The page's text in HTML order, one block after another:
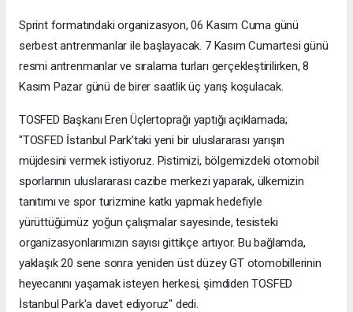
Sprint formatındaki organizasyon, 06 Kasım Cuma günü
serbest antrenmanlar ile başlayacak. 7 Kasım Cumartesi günü
resmi antrenmanlar ve sıralama turları gerçekleştirilirken, 8
Kasım Pazar günü de birer saatlik üç yarış koşulacak.
TOSFED Başkanı Eren Üçlertoprağı yaptığı açıklamada;
"TOSFED İstanbul Park’taki yeni bir uluslararası yarışın
müjdesini vermek istiyoruz. Pistimizi, bölgemizdeki otomobil
sporlarının uluslararası cazibe merkezi yaparak, ülkemizin
tanıtımı ve spor turizmine katkı yapmak hedefiyle
yürüttüğümüz yoğun çalışmalar sayesinde, tesisteki
organizasyonlarımızın sayısı gittikçe artıyor. Bu bağlamda,
yaklaşık 20 sene sonra yeniden üst düzey GT otomobillerinin
heyecanını yaşamak isteyen herkesi, şimdiden TOSFED
İstanbul Park'a davet ediyoruz" dedi.